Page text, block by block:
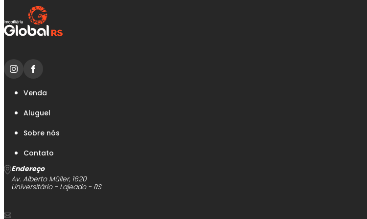
Venda
Aluguel
Sobre nós
Contato
Endereço
Av. Alberto Müller, 1620
Universitário - Lajeado - RS